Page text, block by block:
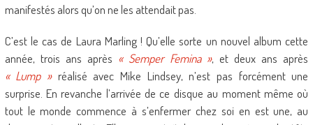
manifestés alors qu’on ne les attendait pas.
C’est le cas de Laura Marling ! Qu’elle sorte un nouvel album cette
année, trois ans après « Semper Femina », et deux ans après
« Lump »réalisé avec Mike Lindsey, n’est pas forcément une
surprise. En revanche l’arrivée de ce disque au moment même où
tout le monde commence à s’enfermer chez soi en est une, au